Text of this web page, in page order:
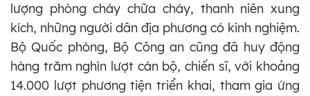
lượng phòng cháy chữa cháy, thanh niên xung
kích, những người dân địa phương có kinh nghiệm.
Bộ Quốc phòng, Bộ Công an cũng đã huy động
hàng trăm nghìn lượt cán bộ, chiến sĩ, với khoảng
14.000 lượt phương tiện triển khai, tham gia ứng